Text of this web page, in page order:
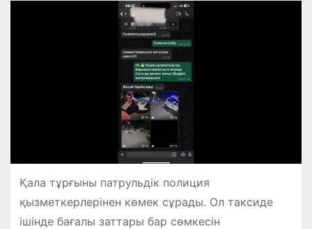
Қала тұрғыны патрульдік полиция
қызметкерлерінен көмек сұрады. Ол таксиде
ішінде бағалы заттары бар сөмкесін